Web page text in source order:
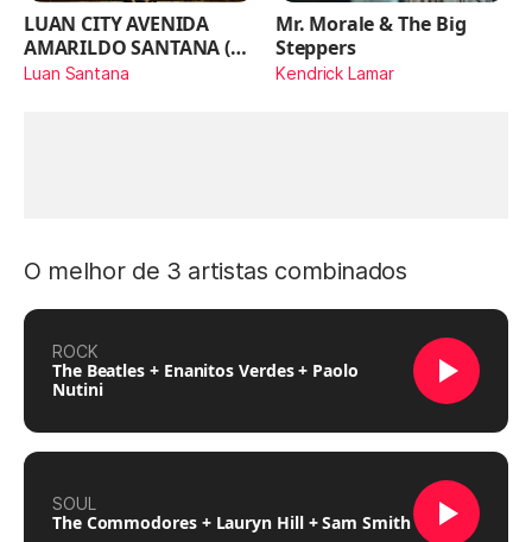
LUAN CITY AVENIDA
AMARILDO SANTANA (Ao
Vivo)
Luan Santana
Mr. Morale & The Big
Steppers
Kendrick Lamar
O melhor de 3 artistas combinados
ROCK
The Beatles + Enanitos Verdes + Paolo
Nutini
SOUL
The Commodores + Lauryn Hill + Sam Smith